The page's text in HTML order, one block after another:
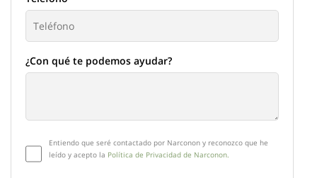
¿Con qué te podemos ayudar?
Entiendo que seré contactado por Narconon y reconozco que he
leído y acepto la Política de Privacidad de Narconon.